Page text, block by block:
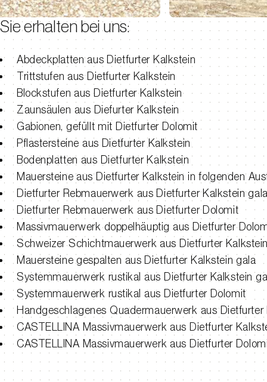
Sie erhalten bei uns:
Abdeckplatten aus Dietfurter Kalkstein
Trittstufen aus Dietfurter Kalkstein
Blockstufen aus Dietfurter Kalkstein
Zaunsäulen aus Diefurter Kalkstein
Gabionen, gefüllt mit Dietfurter Dolomit
Pflastersteine aus Dietfurter Kalkstein
Bodenplatten aus Dietfurter Kalkstein
Mauersteine aus Dietfurter Kalkstein in folgenden
Dietfurter Rebmauerwerk aus Dietfurter Kalkstein
Dietfurter Rebmauerwerk aus Dietfurter Dolomit
Massivmauerwerk doppelhäuptig aus Dietfurter
Schweizer Schichtmauerwerk aus Dietfurter
Mauersteine gespalten aus Dietfurter Kalkstein gala
Systemmauerwerk rustikal aus Dietfurter Kalkstein
Systemmauerwerk rustikal aus Dietfurter Dolomit
Handgeschlagenes Quadermauerwerk aus Dietfurter
CASTELLINA Massivmauerwerk aus Dietfurter
CASTELLINA Massivmauerwerk aus Dietfurter